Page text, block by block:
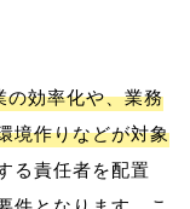
の効率化や、業務
境作りなどが対象
る責任者を配置